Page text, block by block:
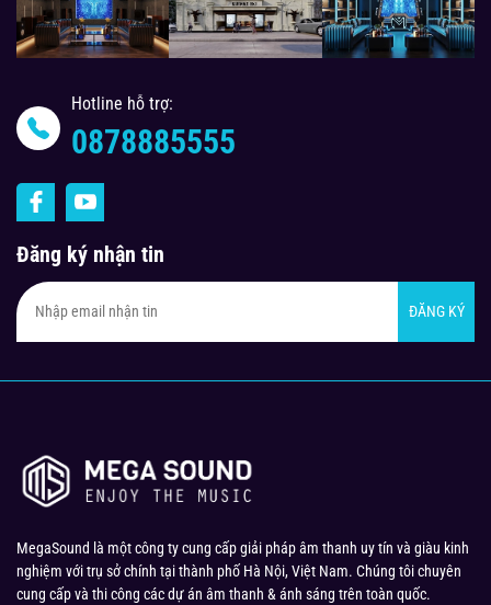
Hotline hỗ trợ:
0878885555
Đăng ký nhận tin
ĐĂNG KÝ
MegaSound là một công ty cung cấp giải pháp âm thanh uy tín và giàu kinh
nghiệm với trụ sở chính tại thành phố Hà Nội, Việt Nam. Chúng tôi chuyên
cung cấp và thi công các dự án âm thanh & ánh sáng trên toàn quốc.